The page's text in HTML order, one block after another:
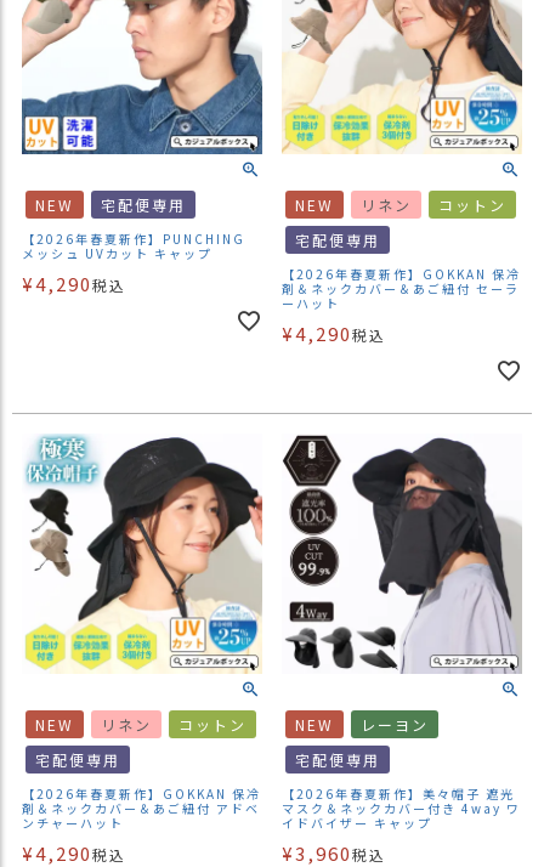
NEW 宅配便専用
【2026年春夏新作】PUNCHING
メッシュ UVカット キャップ
¥4,290税込
NEW リネン
コットン
宅配便専用
【2026年春夏新作】GOKKAN 保冷
剤＆ネックカバー＆あご紐付 セーラ
ーハット
¥4,290税込
NEW リネン
コットン
宅配便専用
【2026年春夏新作】GOKKAN 保冷
剤＆ネックカバー＆あご紐付 アドベ
ンチャーハット
¥4,290税込
NEW
レーヨン
宅配便専用
【2026年春夏新作】美々帽子 遮光
マスク＆ネックカバー付き 4way ワ
イドバイザー キャップ
¥3,960税込